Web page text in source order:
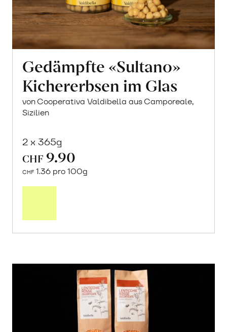
Gedämpfte «Sultano»
Kichererbsen im Glas
von Cooperativa Valdibella aus Camporeale,
Sizilien
2 x 365g
CHF 9.90
CHF 1.36 pro 100g